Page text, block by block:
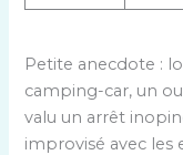
Petite anecdote :
camping-car, un
valu un arrêt
improvisé avec les